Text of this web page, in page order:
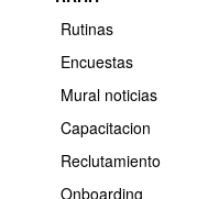
Rutinas
Encuestas
Mural noticias
Capacitacion
Reclutamiento
Onboarding
Lunes